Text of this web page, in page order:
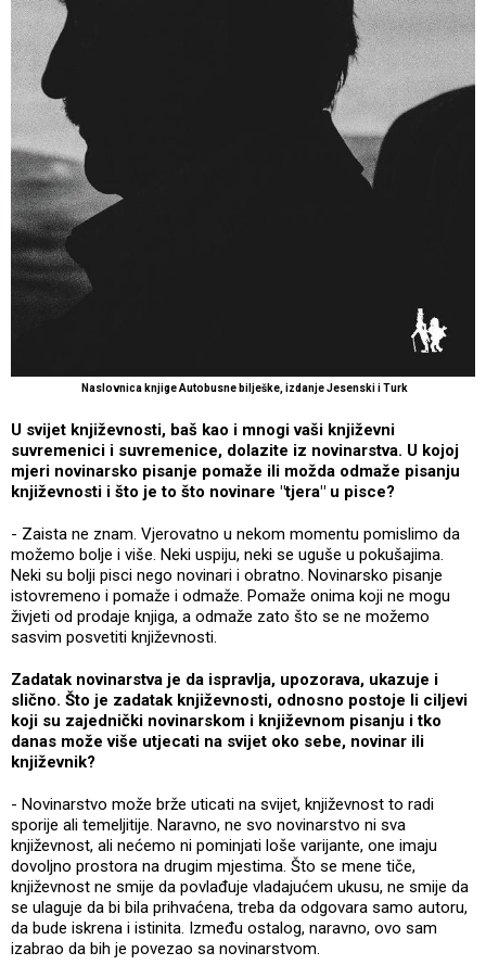
Naslovnica knjige Autobusne bilješke, izdanje Jesenski i Turk
U svijet književnosti, baš kao i mnogi vaši književni
suvremenici i suvremenice, dolazite iz novinarstva. U kojoj
mjeri novinarsko pisanje pomaže ili možda odmaže pisanju
književnosti i što je to što novinare "tjera" u pisce?
- Zaista ne znam. Vjerovatno u nekom momentu pomislimo da
možemo bolje i više. Neki uspiju, neki se uguše u pokušajima.
Neki su bolji pisci nego novinari i obratno. Novinarsko pisanje
istovremeno i pomaže i odmaže. Pomaže onima koji ne mogu
živjeti od prodaje knjiga, a odmaže zato što se ne možemo
sasvim posvetiti književnosti.
Zadatak novinarstva je da ispravlja, upozorava, ukazuje i
slično. Što je zadatak književnosti, odnosno postoje li ciljevi
koji su zajednički novinarskom i književnom pisanju i tko
danas može više utjecati na svijet oko sebe, novinar ili
književnik?
- Novinarstvo može brže uticati na svijet, književnost to radi
sporije ali temeljitije. Naravno, ne svo novinarstvo ni sva
književnost, ali nećemo ni pominjati loše varijante, one imaju
dovoljno prostora na drugim mjestima. Što se mene tiče,
književnost ne smije da povlađuje vladajućem ukusu, ne smije da
se ulaguje da bi bila prihvaćena, treba da odgovara samo autoru,
da bude iskrena i istinita. Između ostalog, naravno, ovo sam
izabrao da bih je povezao sa novinarstvom.